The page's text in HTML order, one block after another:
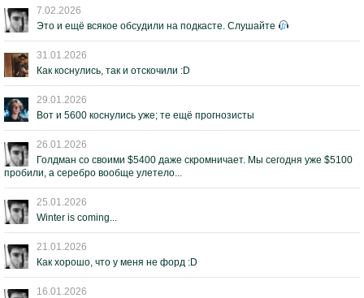
7.02.2026
Это и ещё всякое обсудили на подкасте. Слушайте
31.01.2026
Как коснулись, так и отскочили :D
29.01.2026
Вот и 5600 коснулись уже; те ещё прогнозисты
26.01.2026
Голдман со своими $5400 даже скромничает. Мы сегодня уже $5100
пробили, а серебро вообще улетело...
25.01.2026
Winter is coming...
21.01.2026
Как хорошо, что у меня не форд :D
16.01.2026